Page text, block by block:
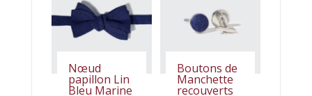
Nœud
papillon Lin
Bleu Marine
Boutons de
Manchette
recouverts